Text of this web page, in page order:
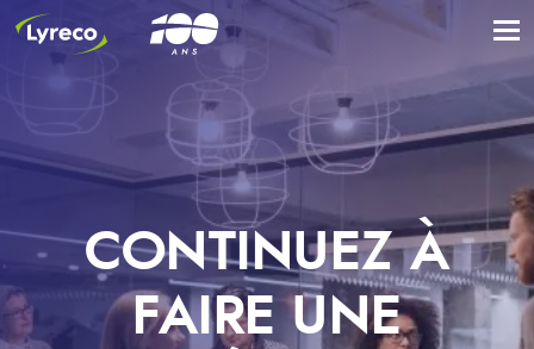
CONTINUEZ À
FAIRE UNE